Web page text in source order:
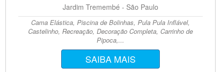
Jardim Tremembé - São Paulo
Cama Elástica, Piscina de Bolinhas, Pula Pula Inflável,
Castelinho, Recreação, Decoração Completa, Carrinho de
Pipoca,...
SAIBA MAIS